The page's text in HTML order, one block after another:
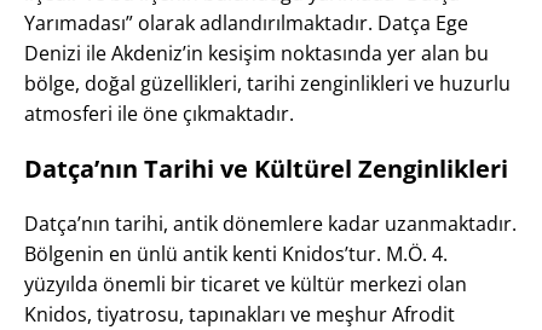
Yarımadası” olarak adlandırılmaktadır. Datça Ege
Denizi ile Akdeniz’in kesişim noktasında yer alan bu
bölge, doğal güzellikleri, tarihi zenginlikleri ve huzurlu
atmosferi ile öne çıkmaktadır.
Datça’nın Tarihi ve Kültürel Zenginlikleri
Datça’nın tarihi, antik dönemlere kadar uzanmaktadır.
Bölgenin en ünlü antik kenti Knidos’tur. M.Ö. 4.
yüzyılda önemli bir ticaret ve kültür merkezi olan
Knidos, tiyatrosu, tapınakları ve meşhur Afrodit